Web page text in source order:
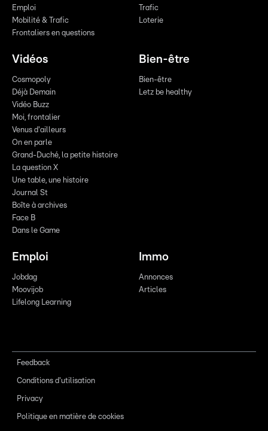
Emploi
Mobilité & Trafic
Frontaliers en questions
Trafic
Loterie
Vidéos
Cosmopoly
Déjà Demain
Vidéo Buzz
Moi, frontalier
Venus d'ailleurs
On en parle
Grand-Duché, la petite histoire
La question X
Une table, une histoire
Journal St
Boîte à archives
Face B
Dans le Game
Bien-être
Bien-être
Letz be healthy
Emploi
Jobdag
Moovijob
Lifelong Learning
Immo
Annonces
Articles
Feedback
Conditions d'utilisation
Privacy
Politique en matière de cookies